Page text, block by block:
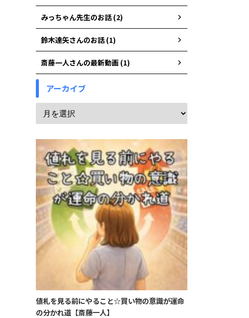
みっちゃん先生のお話 (2)
鈴木達矢さんのお話 (1)
斎藤一人さんの最新動画 (1)
アーカイブ
値札を見る前にやること☆買い物の意識が運命
の分かれ道【斎藤一人】